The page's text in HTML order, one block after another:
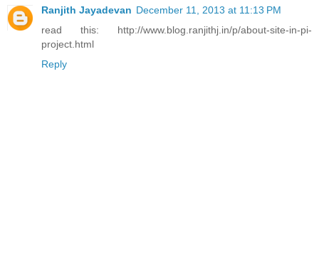
Ranjith Jayadevan December 11, 2013 at 11:13 PM
read this: http://www.blog.ranjithj.in/p/about-site-in-pi-
project.html
Reply